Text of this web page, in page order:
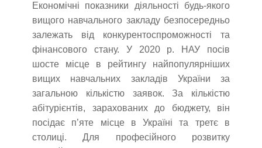
Економічні показники діяльності будь-якого
вищого навчального закладу безпосередньо
залежать від конкурентоспроможності та
фінансового стану. У 2020 р. НАУ посів
шосте місце в рейтингу найпопулярніших
вищих навчальних закладів України за
загальною кількістю заявок. За кількістю
абітурієнтів, зарахованих до бюджету, він
посідає п’яте місце в Україні та третє в
столиці. Для професійного розвитку